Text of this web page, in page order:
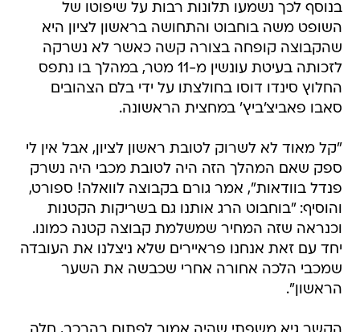
בנוסף לכך נשמעו תלונות רבות על שיפוטו של
השופט משה בוחבוט והתחושה בראשון לציון היא
שהקבוצה קופחה בצורה קשה כאשר לא נשרקה
לזכותה בעיטת עונשין מ-11 מטר, במהלך בו נתפס
החלוץ סינדו דוסו בחולצתו על ידי בלם הצהובים
סאבו פאביצ'ביץ' במחצית הראשונה.
"קל מאוד לא לשרוק לטובת ראשון לציון, אבל אין לי
ספק שאם המהלך הזה היה לטובת מכבי היה נשרק
פנדל בוודאות", אמר גורם בקבוצה לוואלה! ספורט,
והוסיף: "בוחבוט הרג אותנו גם בשריקות הקטנות
וכנראה שזה המחיר שמשלמת קבוצה קטנה כמונו.
יחד עם זאת אנחנו פראיירים שלא ניצלנו את העובדה
שמכבי הלכה אחורה אחרי שכבשה את השער
הראשון".